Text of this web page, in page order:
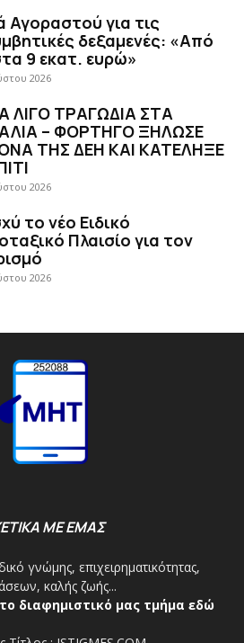
Αγοραστού για τις
δεξαμενές: «Από
9 εκατ. ευρώ»
2026
ΛΙΓΟ ΤΡΑΓΩΔΙΑ ΣΤΑ
– ΦΟΡΤΗΓΟ ΞΗΛΩΣΕ
ΤΗΣ ΔΕΗ ΚΑΙ ΚΑΤΕΛΗΞΕ
2026
το νέο Ειδικό
Πλαισίο για τον
2026
ΜΕ ΕΜΑΣ
γνώμης, επιχειρηματικότητας,
καλής ζωής...
διαφημιστικό μας τμήμα εδώ